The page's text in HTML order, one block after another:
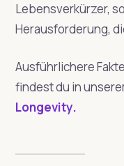
Lebensverkürzer,
Herausforderung,
Ausführlichere
findest du in
Longevity.